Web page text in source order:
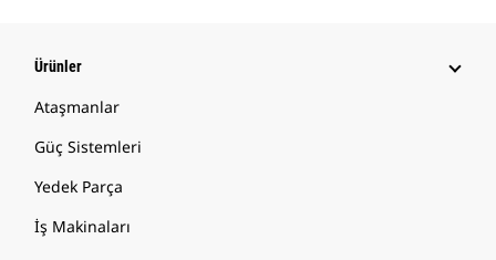
Ürünler
Ataşmanlar
Güç Sistemleri
Yedek Parça
İş Makinaları